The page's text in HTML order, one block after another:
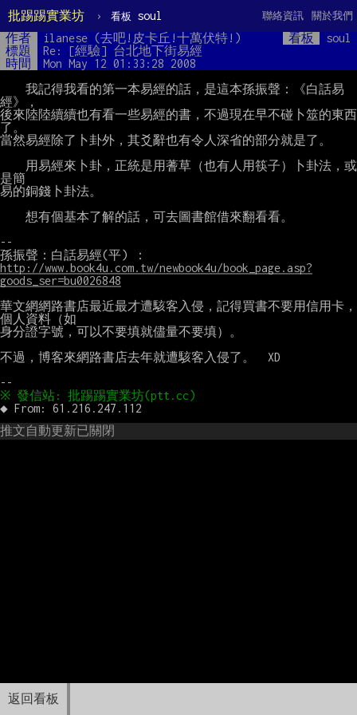
批踢踢實業坊 › 看板 soul 關於我們
聯絡資訊
返回看板
作者 ilanese (去吧!皮卡丘!十萬伏特!) 看板
soul
標題
Re: [經驗] 台北地下街易經
時間
Mon May 12 01:33:28 2008
經》，
後來陸陸續續也有看一些易經的書，不過現在早不碰卜筮的東西
了。
當然易經除了卜卦外，其爻辭也有令人深省的部分就是了。
是簡
易的銅錢卜卦法。
--
http://www.book4u.com.tw/newbook4u/book_page.asp?
goods_ser=bu0026848
華文網網路書店最近最才遭駭客入侵，記得買書不要用信用卡，
個人資料（如
身分證字號，可以不要填就儘量不要填）。
不過，博客來網路書店去年就遭駭客入侵了。  XD
推文自動更新已關閉